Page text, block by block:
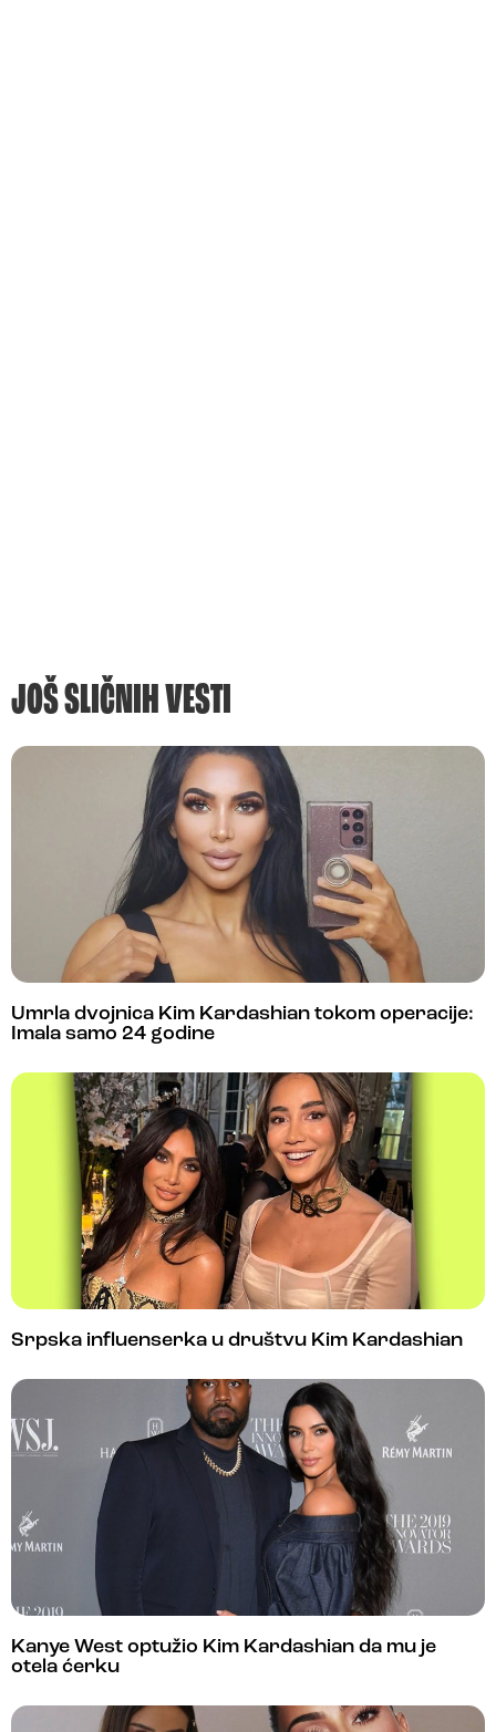
JOŠ SLIČNIH VESTI
Umrla dvojnica Kim Kardashian tokom operacije:
Imala samo 24 godine
Srpska influenserka u društvu Kim Kardashian
Kanye West optužio Kim Kardashian da mu je
otela ćerku